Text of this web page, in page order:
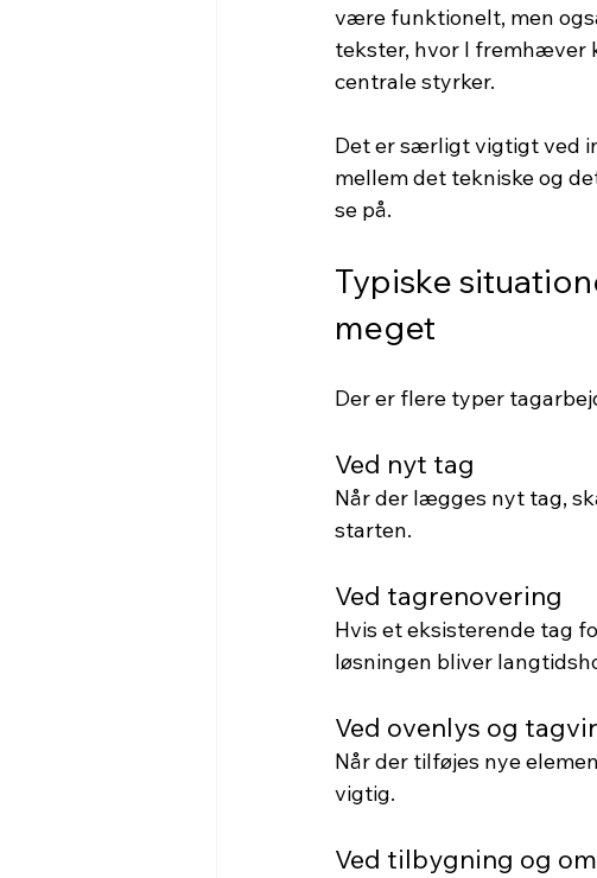
være funktionelt, men
tekster, hvor I fremhæver
centrale styrker.
Det er særligt vigtigt ved
mellem det tekniske og
se på.
Typiske
meget
Der er flere typer
Ved nyt tag
Når der lægges nyt tag,
starten.
Ved tagrenovering
Hvis et eksisterende tag
løsningen bliver
Ved ovenlys og
Når der tilføjes nye
vigtig.
Ved tilbygning og